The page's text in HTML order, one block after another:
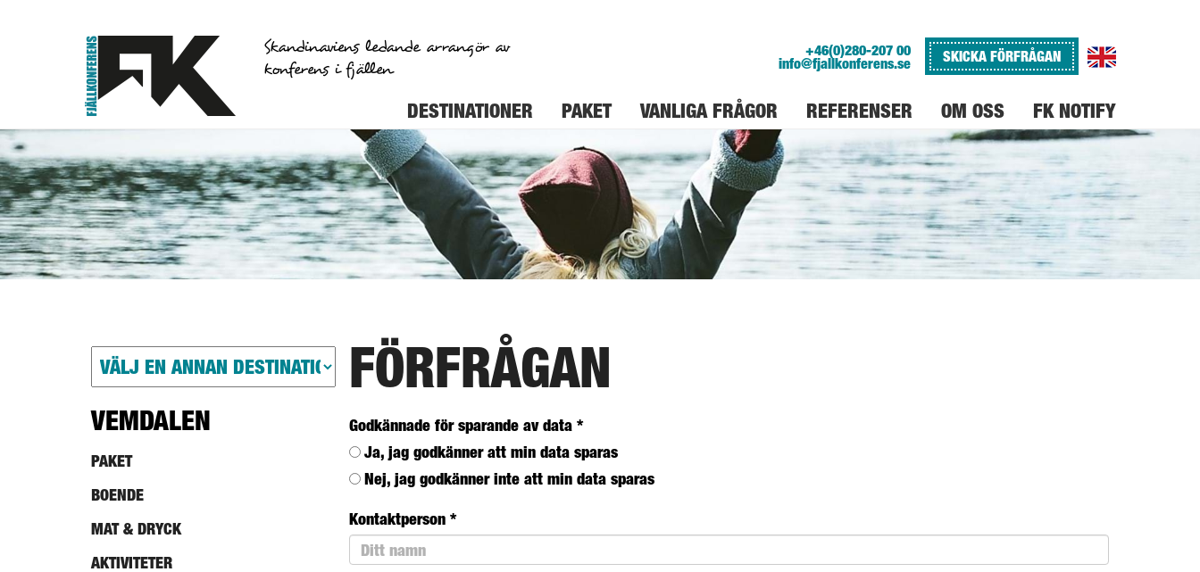
Skandinaviens ledande arrangör av
konferens i fjällen
+46(0)280-207 00
info@fjallkonferens.se SKICKA FÖRFRÅGAN
DESTINATIONER PAKET VANLIGA FRÅGOR REFERENSER OM OSS FK NOTIFY
FÖRFRÅGAN
Godkännade för sparande av data *
Ja, jag godkänner att min data sparas
Nej, jag godkänner inte att min data sparas
Kontaktperson *
VEMDALEN
PAKET
BOENDE
MAT & DRYCK
AKTIVITETER